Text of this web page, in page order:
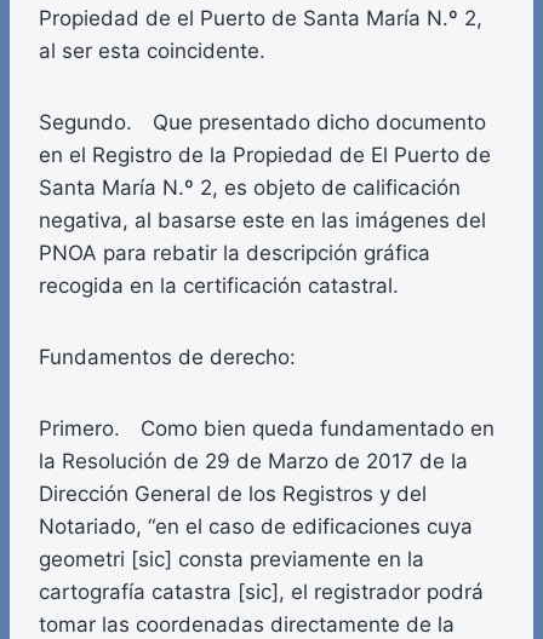
Propiedad de el Puerto de Santa María N.º 2,
al ser esta coincidente.
Segundo. Que presentado dicho documento
en el Registro de la Propiedad de El Puerto de
Santa María N.º 2, es objeto de calificación
negativa, al basarse este en las imágenes del
PNOA para rebatir la descripción gráfica
recogida en la certificación catastral.
Fundamentos de derecho:
Primero. Como bien queda fundamentado en
la Resolución de 29 de Marzo de 2017 de la
Dirección General de los Registros y del
Notariado, “en el caso de edificaciones cuya
geometri [sic] consta previamente en la
cartografía catastra [sic], el registrador podrá
tomar las coordenadas directamente de la